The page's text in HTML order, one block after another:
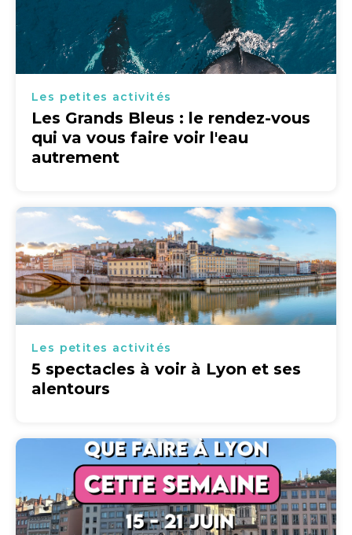
Les petites activités
Les Grands Bleus : le rendez-vous
qui va vous faire voir l'eau
autrement
Les petites activités
5 spectacles à voir à Lyon et ses
alentours